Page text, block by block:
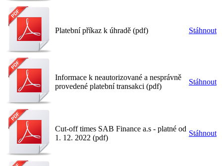
Platební příkaz k úhradě (pdf) Stáhnout
Informace k neautorizované a nesprávně
provedené platební transakci (pdf)
Stáhnout
Cut-off times SAB Finance a.s - platné od
1. 12. 2022 (pdf)
Stáhnout